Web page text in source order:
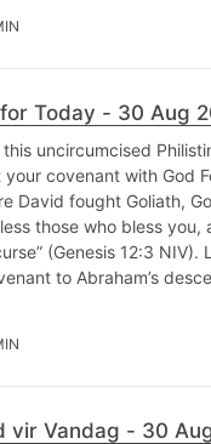
Today - 30 Aug
this uncircumcised
your covenant with God
David fought Goliath,
those who bless you,
(Genesis 12:3 NIV).
to Abraham’s
vir Vandag - 30